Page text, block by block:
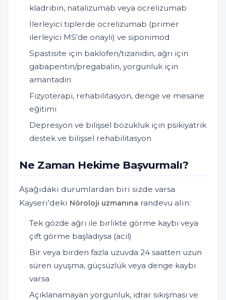
kladribin, natalizumab veya ocrelizumab
İlerleyici tiplerde ocrelizumab (primer
ilerleyici MS'de onaylı) ve siponimod
Spastisite için baklofen/tizanidin, ağrı için
gabapentin/pregabalin, yorgunluk için
amantadin
Fizyoterapi, rehabilitasyon, denge ve mesane
eğitimi
Depresyon ve bilişsel bozukluk için psikiyatrik
destek ve bilişsel rehabilitasyon
Ne Zaman Hekime Başvurmalı?
Aşağıdaki durumlardan biri sizde varsa
Kayseri'deki Nöroloji uzmanına randevu alın:
Tek gözde ağrı ile birlikte görme kaybı veya
çift görme başladıysa (acil)
Bir veya birden fazla uzuvda 24 saatten uzun
süren uyuşma, güçsüzlük veya denge kaybı
varsa
Açıklanamayan yorgunluk, idrar sıkışması ve